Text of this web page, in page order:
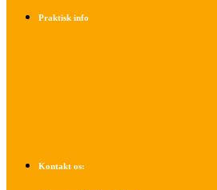
Praktisk info
Kontakt os: